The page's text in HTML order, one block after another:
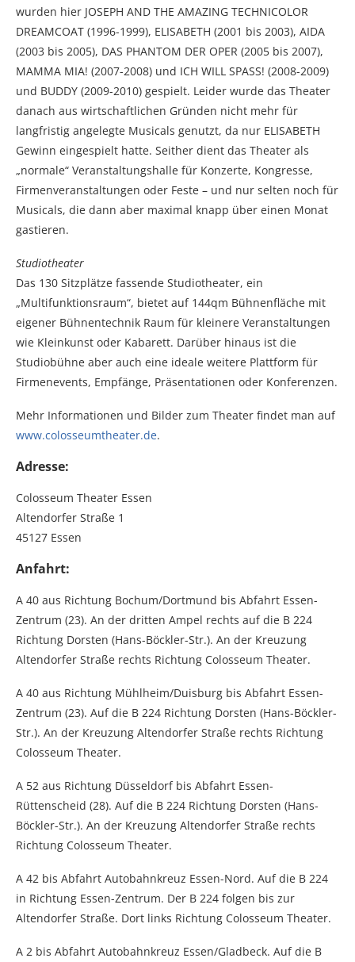
wurden hier JOSEPH AND THE AMAZING TECHNICOLOR
DREAMCOAT (1996-1999), ELISABETH (2001 bis 2003), AIDA
(2003 bis 2005), DAS PHANTOM DER OPER (2005 bis 2007),
MAMMA MIA! (2007-2008) und ICH WILL SPASS! (2008-2009)
und BUDDY (2009-2010) gespielt. Leider wurde das Theater
danach aus wirtschaftlichen Gründen nicht mehr für
langfristig angelegte Musicals genutzt, da nur ELISABETH
Gewinn eingespielt hatte. Seither dient das Theater als
„normale“ Veranstaltungshalle für Konzerte, Kongresse,
Firmenveranstaltungen oder Feste – und nur selten noch für
Musicals, die dann aber maximal knapp über einen Monat
gastieren.
Studiotheater
Das 130 Sitzplätze fassende Studiotheater, ein
„Multifunktionsraum“, bietet auf 144qm Bühnenfläche mit
eigener Bühnentechnik Raum für kleinere Veranstaltungen
wie Kleinkunst oder Kabarett. Darüber hinaus ist die
Studiobühne aber auch eine ideale weitere Plattform für
Firmenevents, Empfänge, Präsentationen oder Konferenzen.
Mehr Informationen und Bilder zum Theater findet man auf
www.colosseumtheater.de.
Adresse:
Colosseum Theater Essen
Altendorfer Straße 1
45127 Essen
Anfahrt:
A 40 aus Richtung Bochum/Dortmund bis Abfahrt Essen-
Zentrum (23). An der dritten Ampel rechts auf die B 224
Richtung Dorsten (Hans-Böckler-Str.). An der Kreuzung
Altendorfer Straße rechts Richtung Colosseum Theater.
A 40 aus Richtung Mühlheim/Duisburg bis Abfahrt Essen-
Zentrum (23). Auf die B 224 Richtung Dorsten (Hans-Böckler-
Str.). An der Kreuzung Altendorfer Straße rechts Richtung
Colosseum Theater.
A 52 aus Richtung Düsseldorf bis Abfahrt Essen-
Rüttenscheid (28). Auf die B 224 Richtung Dorsten (Hans-
Böckler-Str.). An der Kreuzung Altendorfer Straße rechts
Richtung Colosseum Theater.
A 42 bis Abfahrt Autobahnkreuz Essen-Nord. Auf die B 224
in Richtung Essen-Zentrum. Der B 224 folgen bis zur
Altendorfer Straße. Dort links Richtung Colosseum Theater.
A 2 bis Abfahrt Autobahnkreuz Essen/Gladbeck. Auf die B